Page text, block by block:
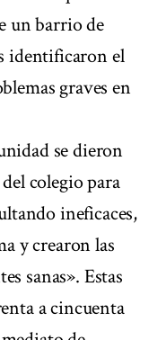
un barrio de
identificaron el
graves en
se dieron
colegio para
ineficaces,
y crearon las
sanas». Estas
a cincuenta